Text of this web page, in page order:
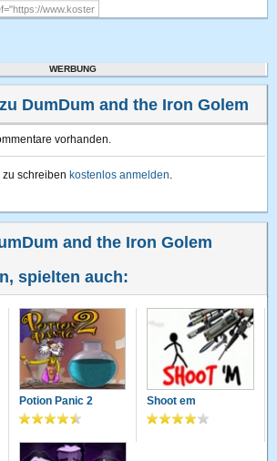
WERBUNG
DumDum and the Iron Golem
vorhanden.
schreiben kostenlos anmelden.
and the Iron Golem
spielten auch:
Potion Panic 2 Shoot em